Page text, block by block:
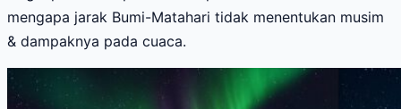
mengapa jarak Bumi-Matahari tidak menentukan musim
& dampaknya pada cuaca.